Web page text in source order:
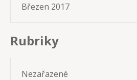
Březen 2017
Rubriky
Nezařazené